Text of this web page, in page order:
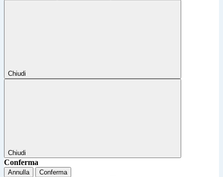
Chiudi
Chiudi
Conferma
Annulla Conferma